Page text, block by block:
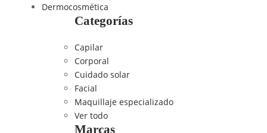
Dermocosmética
Categorías
Capilar
Corporal
Cuidado solar
Facial
Maquillaje especializado
Ver todo
Marcas